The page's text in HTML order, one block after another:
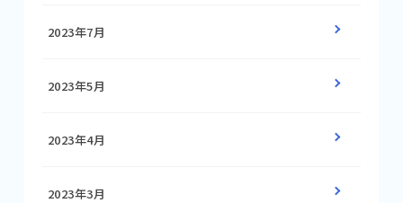
2023年7月
2023年5月
2023年4月
2023年3月